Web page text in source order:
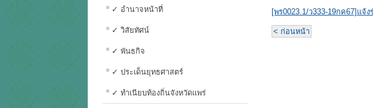
✓ อำนาจหน้าที่
✓ วิสัยทัศน์
✓ พันธกิจ
✓ ประเด็นยุทธศาสตร์
✓ ทำเนียบท้องถิ่นจังหวัดแพร่
[พร0023.1/ว333-19กค67]แจ้
< ก่อนหน้า